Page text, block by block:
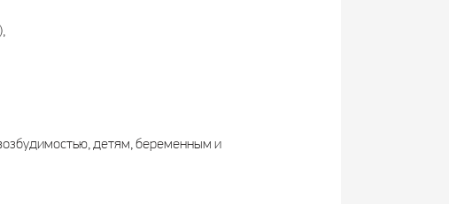
детям, беременным и